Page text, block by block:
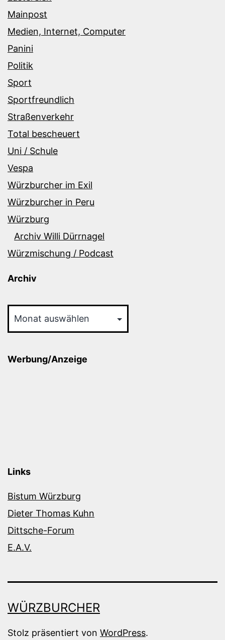
Mainpost
Medien, Internet, Computer
Panini
Politik
Sport
Sportfreundlich
Straßenverkehr
Total bescheuert
Uni / Schule
Vespa
Würzburcher im Exil
Würzburcher in Peru
Würzburg
Archiv Willi Dürrnagel
Würzmischung / Podcast
Archiv
Werbung/Anzeige
Links
Bistum Würzburg
Dieter Thomas Kuhn
Dittsche-Forum
E.A.V.
WÜRZBURCHER
Stolz präsentiert von WordPress.